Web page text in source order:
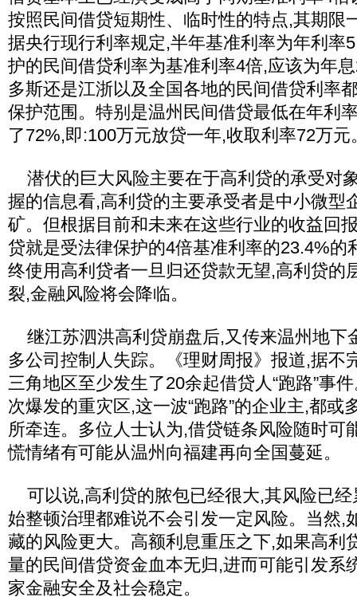
按照民间借贷短期性、临时性的特点,其期限
据央行现行利率规定,半年基准利率为年利率
护的民间借贷利率为基准利率4倍,应该为年
多斯还是江浙以及全国各地的民间借贷利率
保护范围。特别是温州民间借贷最低在年利
了72%,即:100万元放贷一年,收取利率72万
潜伏的巨大风险主要在于高利贷的承受对
握的信息看,高利贷的主要承受者是中小微型
矿。但根据目前和未来在这些行业的收益回
贷就是受法律保护的4倍基准利率的23.4%的
终使用高利贷者一旦归还贷款无望,高利贷的
裂,金融风险将会降临。
继江苏泗洪高利贷崩盘后,又传来温州地下
多公司控制人失踪。《理财周报》报道,据不
三角地区至少发生了20余起借贷人“跑路”事
次爆发的重灾区,这一波“跑路”的企业主,都或
所牵连。多位人士认为,借贷链条风险随时可
慌情绪有可能从温州向福建再向全国蔓延。
可以说,高利贷的脓包已经很大,其风险已经
始整顿治理都难说不会引发一定风险。当然,
藏的风险更大。高额利息重压之下,如果高利
量的民间借贷资金血本无归,进而可能引发系
家金融安全及社会稳定。